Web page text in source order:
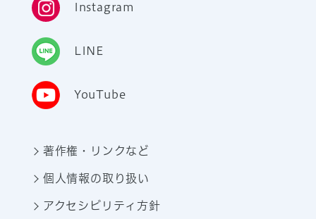
Instagram
LINE
YouTube
著作権・リンクなど
個人情報の取り扱い
アクセシビリティ方針